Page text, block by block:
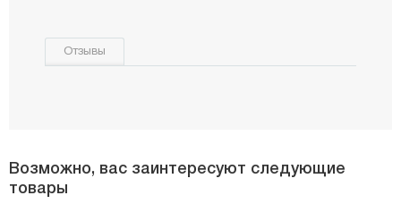
Отзывы
Возможно, вас заинтересуют следующие
товары